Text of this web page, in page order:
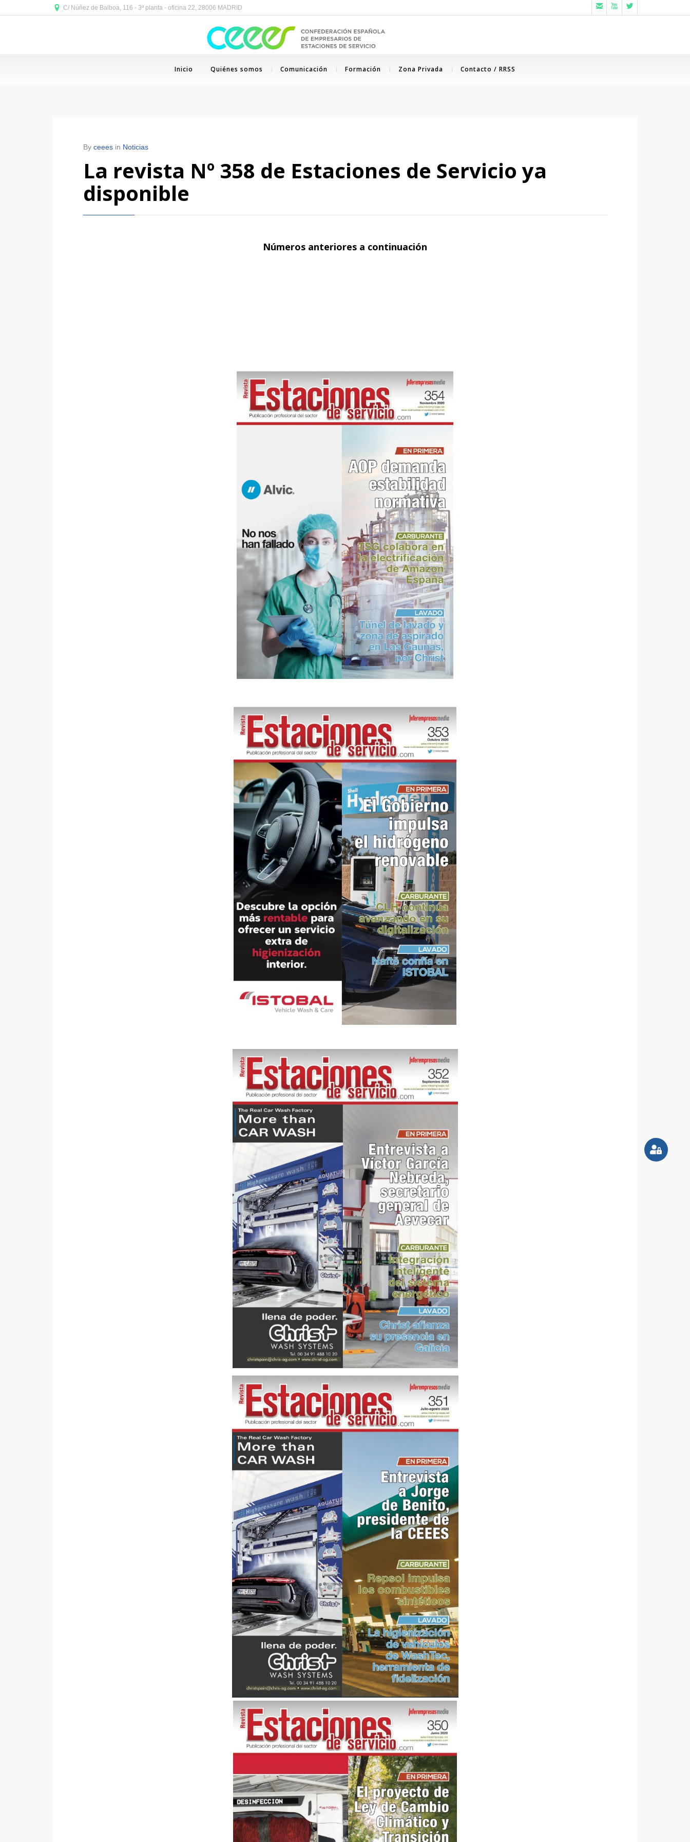
C/ Núñez de Balboa, 116 - 3ª planta - oficina 22, 28006 MADRID   
Inicio Quiénes somos Comunicación Formación Zona Privada Contacto / RRSS
By ceees in Noticias
La revista Nº 358 de Estaciones de Servicio ya
disponible
Números anteriores a continuación